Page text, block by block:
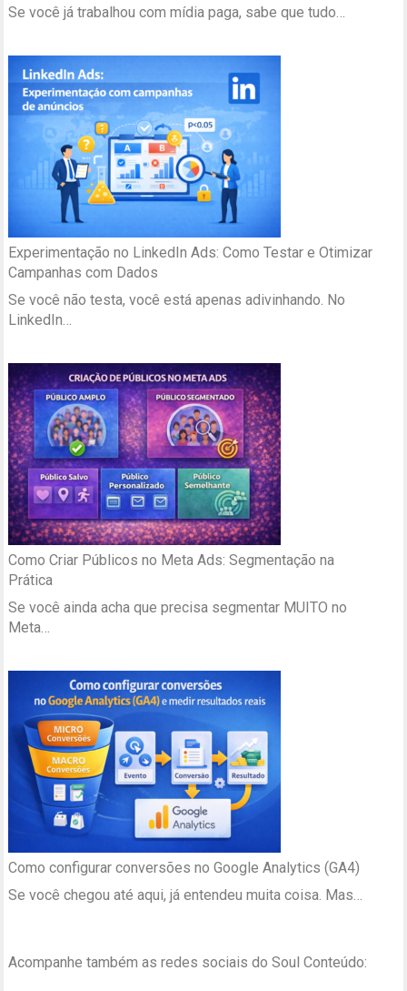
Se você já trabalhou com mídia paga, sabe que tudo…
Experimentação no LinkedIn Ads: Como Testar e Otimizar
Campanhas com Dados
Se você não testa, você está apenas adivinhando. No
LinkedIn…
Como Criar Públicos no Meta Ads: Segmentação na
Prática
Se você ainda acha que precisa segmentar MUITO no
Meta…
Como configurar conversões no Google Analytics (GA4)
Se você chegou até aqui, já entendeu muita coisa. Mas…
Acompanhe também as redes sociais do Soul Conteúdo: